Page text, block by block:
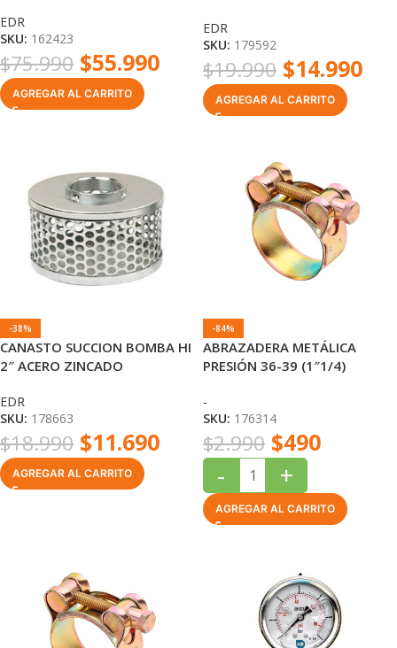
EDR
SKU: 162423
$75.990 $55.990
AGREGAR AL CARRITO
EDR
SKU: 179592
$19.990 $14.990
AGREGAR AL CARRITO
-38%
CANASTO SUCCION BOMBA HI
2″ ACERO ZINCADO
EDR
SKU: 178663
$18.990 $11.690
AGREGAR AL CARRITO
-84%
ABRAZADERA METÁLICA
PRESIÓN 36-39 (1″1/4)
-
SKU: 176314
$2.990 $490
- +
AGREGAR AL CARRITO